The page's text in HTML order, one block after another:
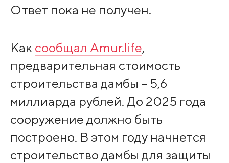
Ответ пока не получен.
Как сообщал Amur.life,
предварительная стоимость
строительства дамбы – 5,6
миллиарда рублей. До 2025 года
сооружение должно быть
построено. В этом году начнется
строительство дамбы для защиты